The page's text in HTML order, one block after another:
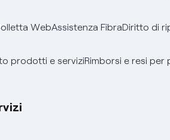
WebAssistenza FibraDiritto di
prodotti e serviziRimborsi e resi